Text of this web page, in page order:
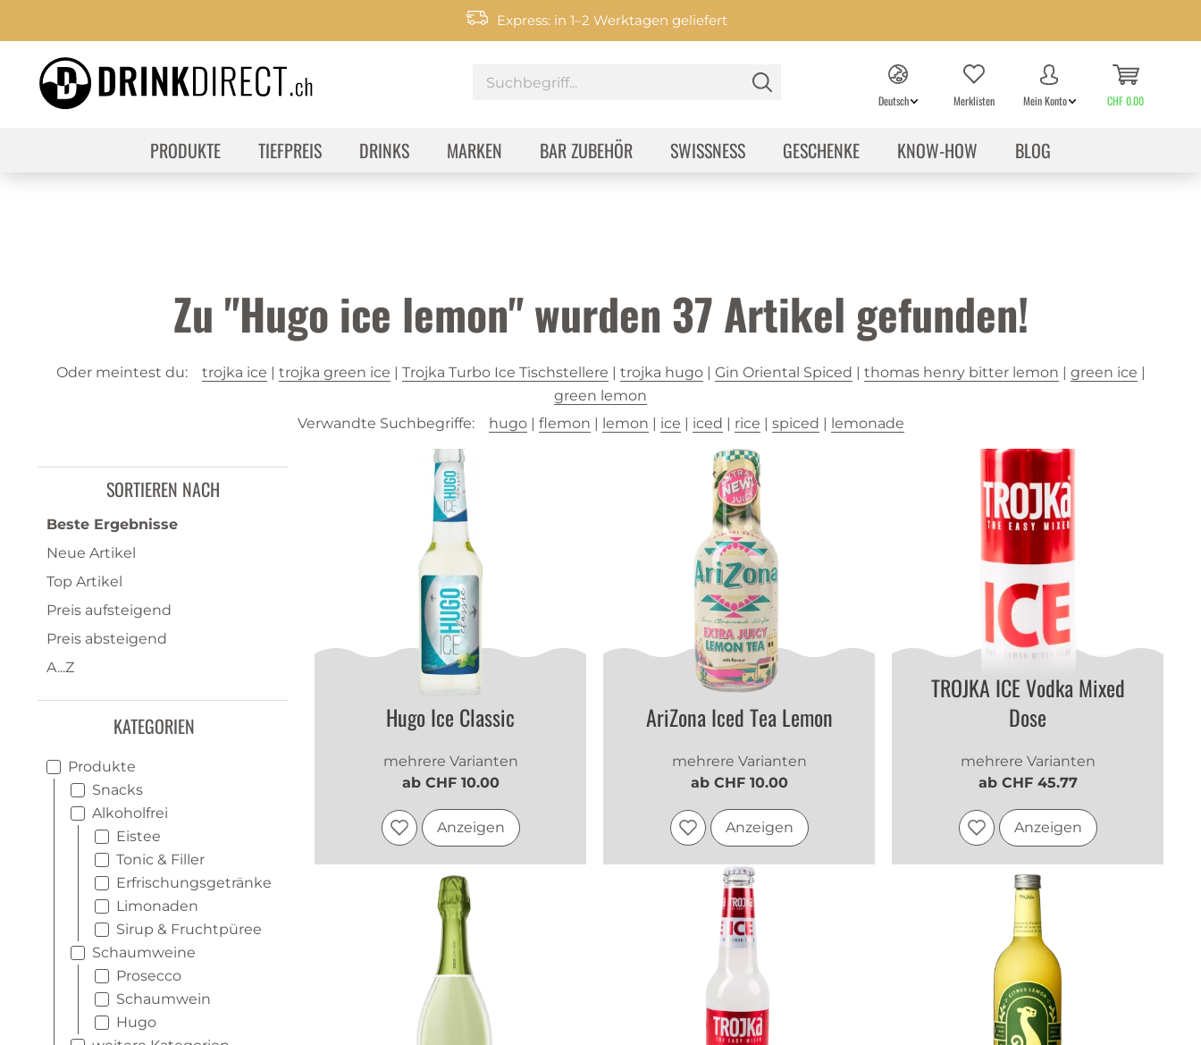
Express: in 1–2 Werktagen geliefert
Deutsch Merklisten Mein Konto CHF 0.00
PRODUKTE TIEFPREIS DRINKS MARKEN BAR ZUBEHÖR SWISSNESS GESCHENKE KNOW-HOW BLOG
Zu "Hugo ice lemon" wurden 37Artikel gefunden!
Oder meintest du: trojka ice | trojka green ice | Trojka Turbo Ice Tischstellere | trojka hugo| Gin Oriental Spiced | thomas henry bitter lemon | green ice |
green lemon
Verwandte Suchbegriffe:
hugo| flemon | lemon | ice | iced | rice | spiced | lemonade
SORTIEREN NACH
Beste Ergebnisse
Neue Artikel
Top Artikel
Preis aufsteigend
Preis absteigend
A...Z
KATEGORIEN
Produkte
Snacks
Alkoholfrei
Eistee
Tonic & Filler
Erfrischungsgetränke
Limonaden
Sirup & Fruchtpüree
Schaumweine
Prosecco
Schaumwein
Hugo
Hugo Ice Classic
mehrere Varianten
ab CHF 10.00
Anzeigen
AriZona Iced Tea Lemon
mehrere Varianten
ab CHF 10.00
Anzeigen
TROJKA ICE Vodka Mixed
Dose
mehrere Varianten
ab CHF 45.77
Anzeigen